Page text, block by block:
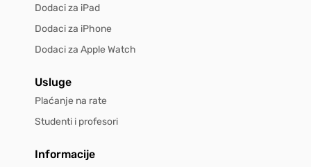
Dodaci za iPad
Dodaci za iPhone
Dodaci za Apple Watch
Usluge
Plaćanje na rate
Studenti i profesori
Informacije